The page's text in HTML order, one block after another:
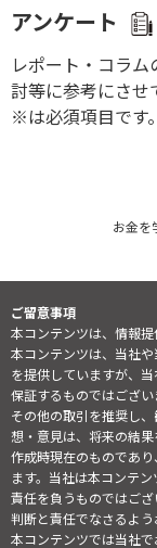
アンケート
レポート・コラ
討等に参考にさせ
※は必須項目です。
お金を
ご留意事項
本コンテンツは、情報提
本コンテンツは、当社
を提供していますが、
保証するものではござい
その他の取引を推奨し
想・意見は、将来の結
作成時現在のものであ
ます。当社は本コンテ
責任を負うものではご
判断と責任でなさるよう
本コンテンツでは当社